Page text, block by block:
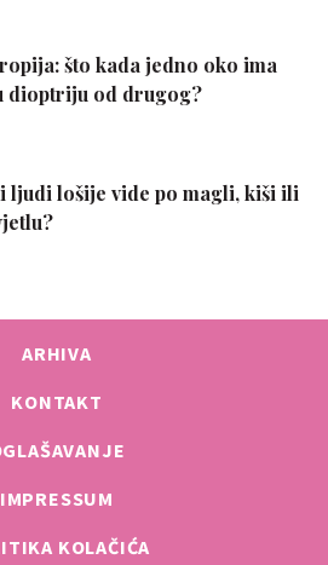
ARHIVA
KONTAKT
IMPRESSUM
KOLAČIĆA